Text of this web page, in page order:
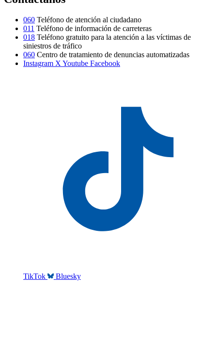
060 Teléfono de atención al ciudadano
011 Teléfono de información de carreteras
018 Teléfono gratuito para la atención a las víctimas de
siniestros de tráfico
060 Centro de tratamiento de denuncias automatizadas
Instagram X Youtube Facebook
TikTok Bluesky